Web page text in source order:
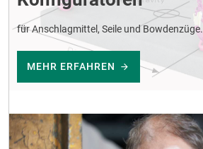
für Anschlagmittel, Seile und Bowdenzüge.
MEHR ERFAHREN